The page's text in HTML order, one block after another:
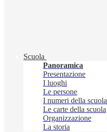
Scuola
Panoramica
Presentazione
I luoghi
Le persone
I numeri della scuola
Le carte della scuola
Organizzazione
La storia